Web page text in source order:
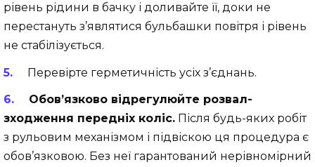
рівень рідини в бачку і доливайте її, доки не
перестануть з’являтися бульбашки повітря і рівень
не стабілізується.
Перевірте герметичність усіх з’єднань.
Обов’язково відрегулюйте розвал-
зходження передніх коліс. Після будь-яких робіт
з рульовим механізмом і підвіскою ця процедура є
обов’язковою. Без неї гарантований нерівномірний